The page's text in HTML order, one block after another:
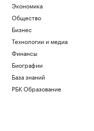
Экономика
Общество
Бизнес
Технологии и медиа
Финансы
Биографии
База знаний
РБК Образование